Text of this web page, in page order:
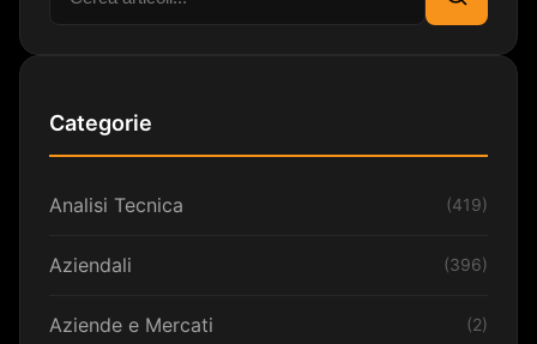
Cerca
Categorie
Analisi Tecnica (419)
Aziendali (396)
Aziende e Mercati (2)